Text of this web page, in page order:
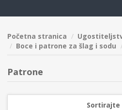
Početna stranica
Boce i patrone za šlag i sodu
Patrone
Sortirajte